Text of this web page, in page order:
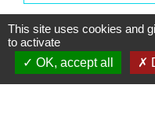
This site uses cookies and
to activate
OK, accept all